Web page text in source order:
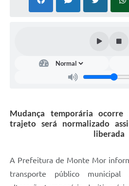
Mudança temporária ocorre
trajeto será normalizado
liberada
A Prefeitura de Monte Mor
transporte público